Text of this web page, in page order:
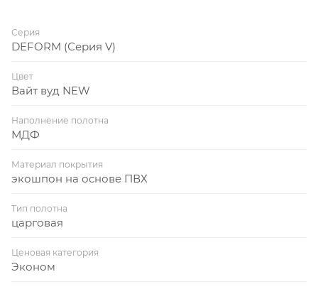
Серия
DEFORM (Серия V)
Цвет
Вайт вуд NEW
Наполнение полотна
МДФ
Материал покрытия
экошпон на основе ПВХ
Тип полотна
царговая
Ценовая категория
Эконом